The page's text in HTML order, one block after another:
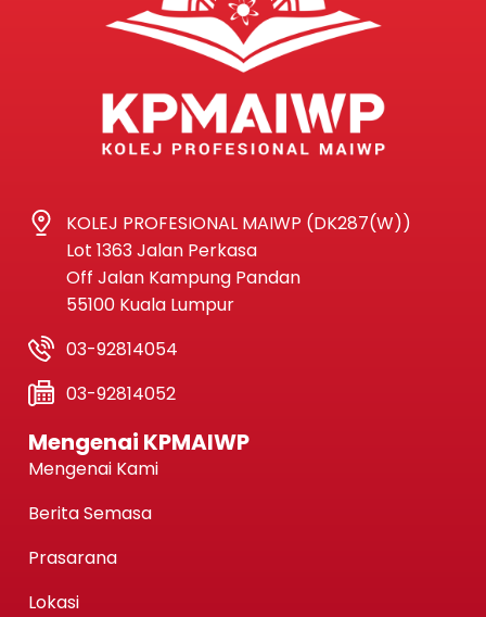
KOLEJ PROFESIONAL MAIWP (DK287(W))
Lot 1363 Jalan Perkasa
Off Jalan Kampung Pandan
55100 Kuala Lumpur
03-92814054
03-92814052
Mengenai KPMAIWP
Mengenai Kami
Berita Semasa
Prasarana
Lokasi